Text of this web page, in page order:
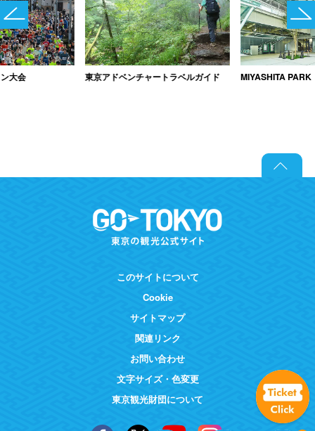
大会 東京アドベンチャートラベルガイド MIYASHITA PARK
このサイトについて
Cookie
サイトマップ
関連リンク
お問い合わせ
文字サイズ・色変更
東京観光財団について